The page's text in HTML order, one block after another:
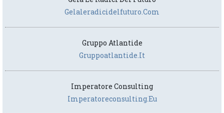
Gelaleradicidelfuturo.com
Gruppo Atlantide
Gruppoatlantide.it
Imperatore Consulting
Imperatoreconsulting.eu